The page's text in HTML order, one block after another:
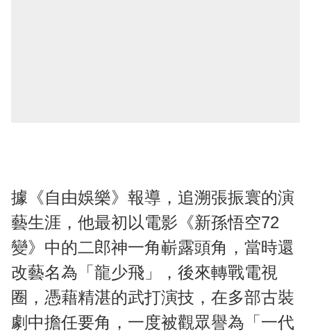
據《自由娛樂》報導，追溯張振寰的演
藝生涯，他最初以電影《新孫悟空72
變》中的二郎神一角嶄露頭角，當時還
改藝名為「龍少飛」，後來轉戰電視
圈，憑藉精湛的武打演技，在多部古裝
劇中擔任要角，一度被觀眾譽為「一代